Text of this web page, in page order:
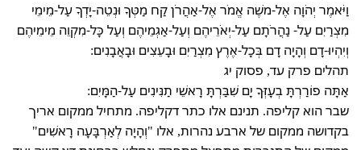
וַיֹּאמֶר יְהֹוָה אֶל-משֶׁה אֱמֹר אֶל-אַהֲרֹן קַח מַטְּךָ וּנְטֵה-יָדְךָ עַל-מֵימֵי
מִצְרַיִם עַל- נַהֲרֹתָם עַל-יְאֹרֵיהֶם וְעַל-אַגְמֵיהֶם וְעַל כָּל-מִקְוֵה מֵימֵיהֶם
וְיִהְיוּ-דָם וְהָיָה דָם בְּכָל-אֶרֶץ מִצְרַיִם וּבָעֵצִים וּבָאֲבָנִים:
תהלים פרק עד, פסוק יג
אַתָּה פוֹרַרְתָּ בְעָזְּךָ יָם שִׁבַּרְתָּ רָאשֵׁי תַנִּינִים עַל-הַמָּיִם:
שבר הוא קליפה. תנינם אלו כתר דקליפה. מתחיל ממקום אריך
בקדושה ממקום של ארבע נהרות, אלו "וְהָיָה לְאַרְבָּעָה רָאשִׁים"